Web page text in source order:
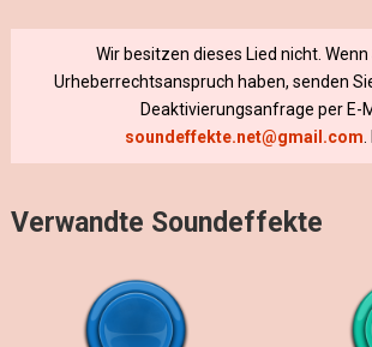
Wir besitzen dieses Lied nicht. Wenn
Urheberrechtsanspruch haben, senden
Deaktivierungsanfrage per E-
soundeffekte.net@gmail.com
Verwandte Soundeffekte